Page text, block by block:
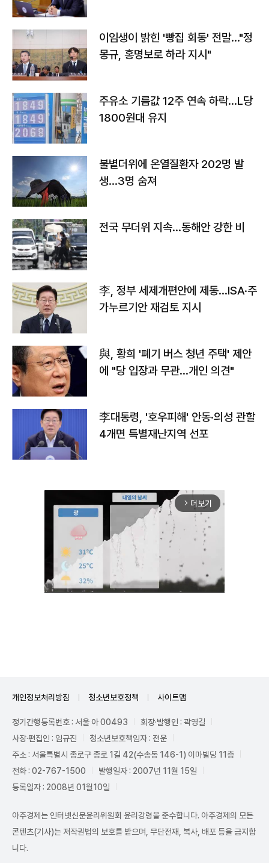
이임생이 밝힌 '빵집 회동' 전말…"정
몽규, 홍명보로 하라 지시"
주유소 기름값 12주 연속 하락…L당
1800원대 유지
불볕더위에 온열질환자 202명 발
생…3명 숨져
전국 무더위 지속…동해안 강한 비
李, 정부 세제개편안에 제동…ISA·주
가누르기안 재검토 지시
與, 황희 '폐기 버스 청년 주택' 제안
에 "당 입장과 무관…개인 의견"
李대통령, '호우피해' 안동·의성 관할
4개면 특별재난지역 선포
arrow_forward_ios 더보기
개인정보처리방침 청소년보호정책 사이트맵
정기간행등록번호 : 서울 아 00493
회장·발행인 : 곽영길
사장·편집인 : 임규진
청소년보호책임자 : 전운
주소 : 서울특별시 종로구 종로 1길 42(수송동 146-1) 이마빌딩 11층
전화 : 02-767-1500
발행일자 : 2007년 11월 15일
등록일자 : 2008년 01월10일
아주경제는 인터넷신문윤리위원회 윤리강령을 준수합니다. 아주경제의 모든
콘텐츠(기사)는 저작권법의 보호를 받으며, 무단전재, 복사, 배포 등을 금지합
니다.